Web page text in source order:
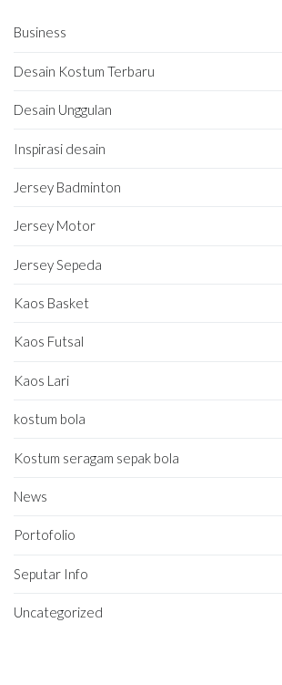
Business
Desain Kostum Terbaru
Desain Unggulan
Inspirasi desain
Jersey Badminton
Jersey Motor
Jersey Sepeda
Kaos Basket
Kaos Futsal
Kaos Lari
kostum bola
Kostum seragam sepak bola
News
Portofolio
Seputar Info
Uncategorized